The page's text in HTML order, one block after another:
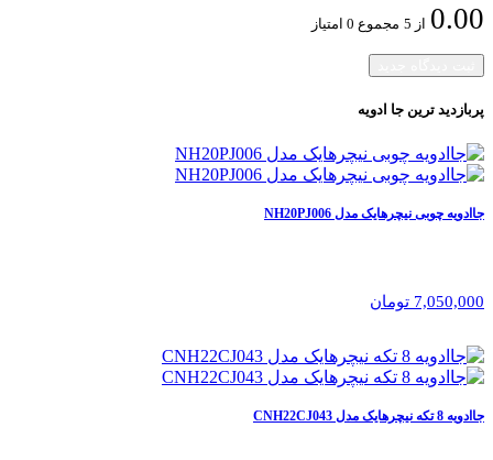
0.00 از 5 مجموع 0 امتیاز
پربازدید ترین جا ادویه
جاادویه چوبی نیچرهایک مدل NH20PJ006‏
7,050,000 تومان
جاادویه 8 تکه نیچرهایک مدل CNH22CJ043